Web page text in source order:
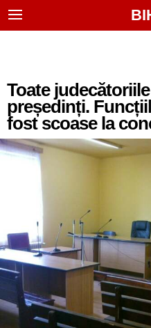
Toate
președinți.
fost scoase la